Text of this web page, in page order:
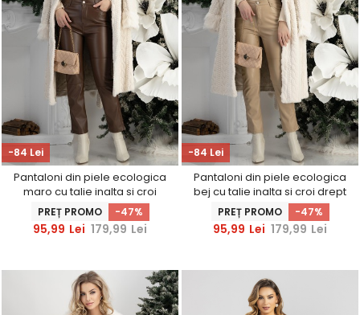
-84 Lei
Pantaloni din piele ecologica
maro cu talie inalta si croi
drept vatuiti
PREȚ PROMO -47%
95,99 Lei 179,99 Lei
-84 Lei
Pantaloni din piele ecologica
bej cu talie inalta si croi drept
vatuiti
PREȚ PROMO -47%
95,99 Lei 179,99 Lei